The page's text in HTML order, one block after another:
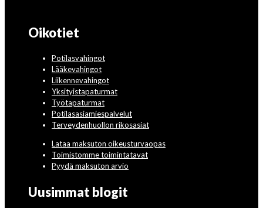
Oikotiet
Potilasvahingot
Lääkevahingot
Liikennevahingot
Yksityistapaturmat
Työtapaturmat
Potilasasiamiespalvelut
Terveydenhuollon rikosasiat
Lataa maksuton oikeusturvaopas
Toimistomme toimintatavat
Pyydä maksuton arvio
Uusimmat blogit